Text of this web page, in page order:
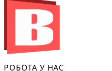
РОБОТА У НАС